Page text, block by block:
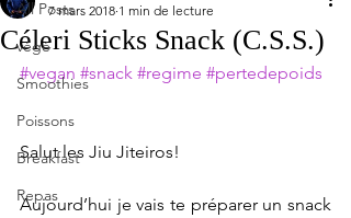
All Posts
végé
Smoothies
Poissons
Breakfast
Repas
Céleri Sticks Snack (C.S.S.)
7 mars 2018 1 min de lecture
#vegan #snack #regime #pertedepoids
Salut les Jiu Jiteiros!
Aujourd’hui je vais te préparer un snack